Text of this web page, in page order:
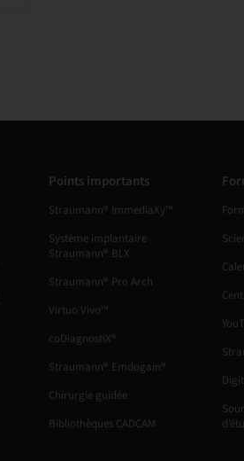
Points importants
Straumann® ImmediaXy™
Système implantaire
Straumann® BLX
Straumann® Pro Arch
Virtuo Vivo™
coDiagnostiX®
Straumann® Emdogain®
Chirurgie guidée
Bibliothèques CADCAM